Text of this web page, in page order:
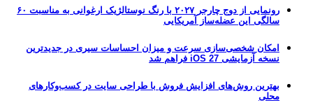
رونمایی از دوج چارجر ۲۰۲۷ با رنگ نوستالژیک ارغوانی به مناسبت ۶۰
سالگی این عضله‌ساز آمریکایی
امکان شخصی‌سازی سرعت و میزان احساسات سیری در جدیدترین
نسخه آزمایشی iOS 27 فراهم شد
بهترین روش‌های افزایش فروش با طراحی سایت در کسب‌وکارهای
محلی